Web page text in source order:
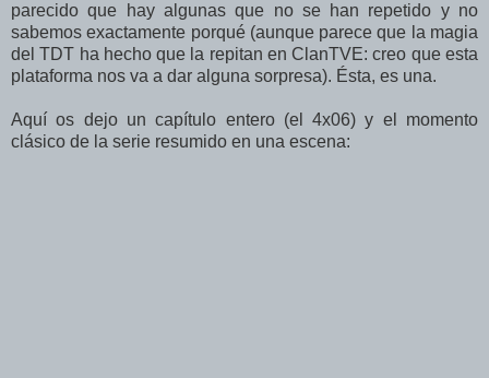
parecido que hay algunas que no se han repetido y no
sabemos exactamente porqué (aunque parece que la magia
del TDT ha hecho que la repitan en ClanTVE: creo que esta
plataforma nos va a dar alguna sorpresa). Ésta, es una.
Aquí os dejo un capítulo entero (el 4x06) y el momento
clásico de la serie resumido en una escena: